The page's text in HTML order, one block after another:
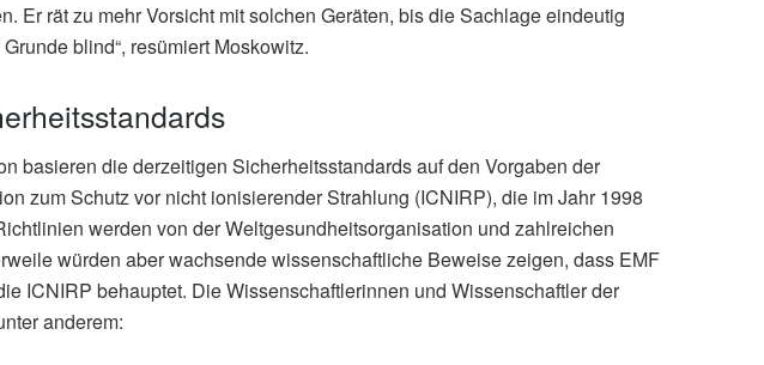
Er rät zu mehr Vorsicht mit solchen Geräten, bis die Sachlage eindeutig
blind“, resümiert Moskowitz.
basieren die derzeitigen Sicherheitsstandards auf den Vorgaben der
zum Schutz vor nicht ionisierender Strahlung (ICNIRP), die im Jahr 1998
werden von der Weltgesundheitsorganisation und zahlreichen
würden aber wachsende wissenschaftliche Beweise zeigen, dass EMF
ICNIRP behauptet. Die Wissenschaftlerinnen und Wissenschaftler der
anderem: